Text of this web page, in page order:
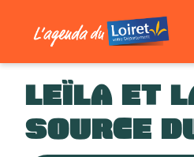
LEÏLA ET
SOURCE